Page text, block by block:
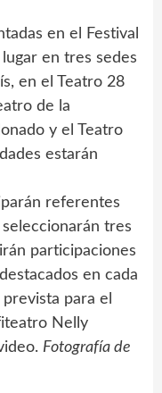
en el Festival
en tres sedes
en el Teatro 28
de la
y el Teatro
estarán
referentes
tres
participaciones
en cada
para el
Nelly
Fotografía de